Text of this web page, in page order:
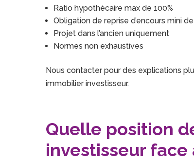
Ratio hypothécaire max de 100%
Obligation de reprise d’encours mini
Projet dans l’ancien uniquement
Normes non exhaustives
Nous contacter pour des explications
immobilier investisseur.
Quelle position
investisseur face